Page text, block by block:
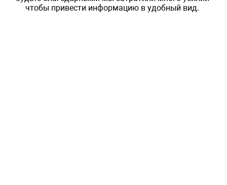
чтобы привести информацию в удобный вид.